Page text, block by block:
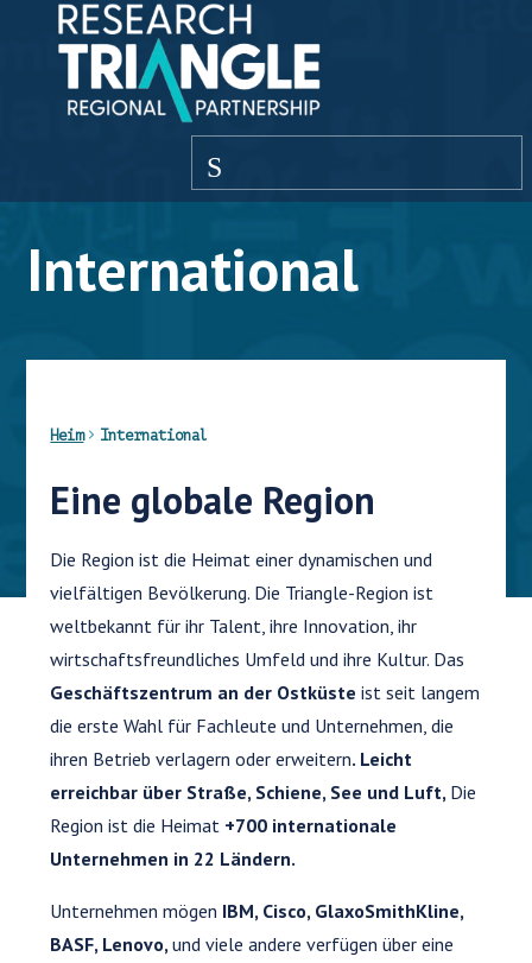
Zum Inhalt springen
Speisekarte
International
Heim International
Eine globale Region
Die Region ist die Heimat einer dynamischen und
vielfältigen Bevölkerung. Die Triangle-Region ist
weltbekannt für ihr Talent, ihre Innovation, ihr
wirtschaftsfreundliches Umfeld und ihre Kultur. Das
Geschäftszentrum an der Ostküsteist seit langem
die erste Wahl für Fachleute und Unternehmen, die
ihren Betrieb verlagern oder erweitern. Leicht
erreichbar über Straße, Schiene, See und Luft, Die
Region ist die Heimat +700 internationale
Unternehmen in 22 Ländern.
Unternehmen mögen IBM, Cisco, GlaxoSmithKline,
BASF, Lenovo,und viele andere verfügen über eine